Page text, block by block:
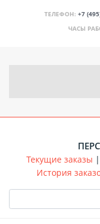
ТЕЛЕФОН: +7
ЧАСЫ
Текущие заказы |
История